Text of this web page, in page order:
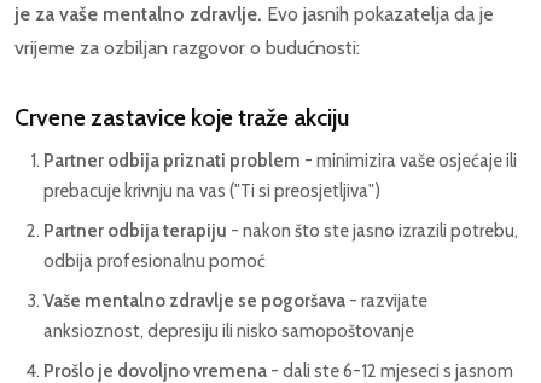
je za vaše mentalno zdravlje. Evo jasnih pokazatelja da je
vrijeme za ozbiljan razgovor o budućnosti:
Crvene zastavice koje traže akciju
Partner odbija priznati problem - minimizira vaše osjećaje ili
prebacuje krivnju na vas ("Ti si preosjetljiva")
Partner odbija terapiju - nakon što ste jasno izrazili potrebu,
odbija profesionalnu pomoć
Vaše mentalno zdravlje se pogoršava - razvijate
anksioznost, depresiju ili nisko samopoštovanje
Prošlo je dovoljno vremena - dali ste 6-12 mjeseci s jasnom